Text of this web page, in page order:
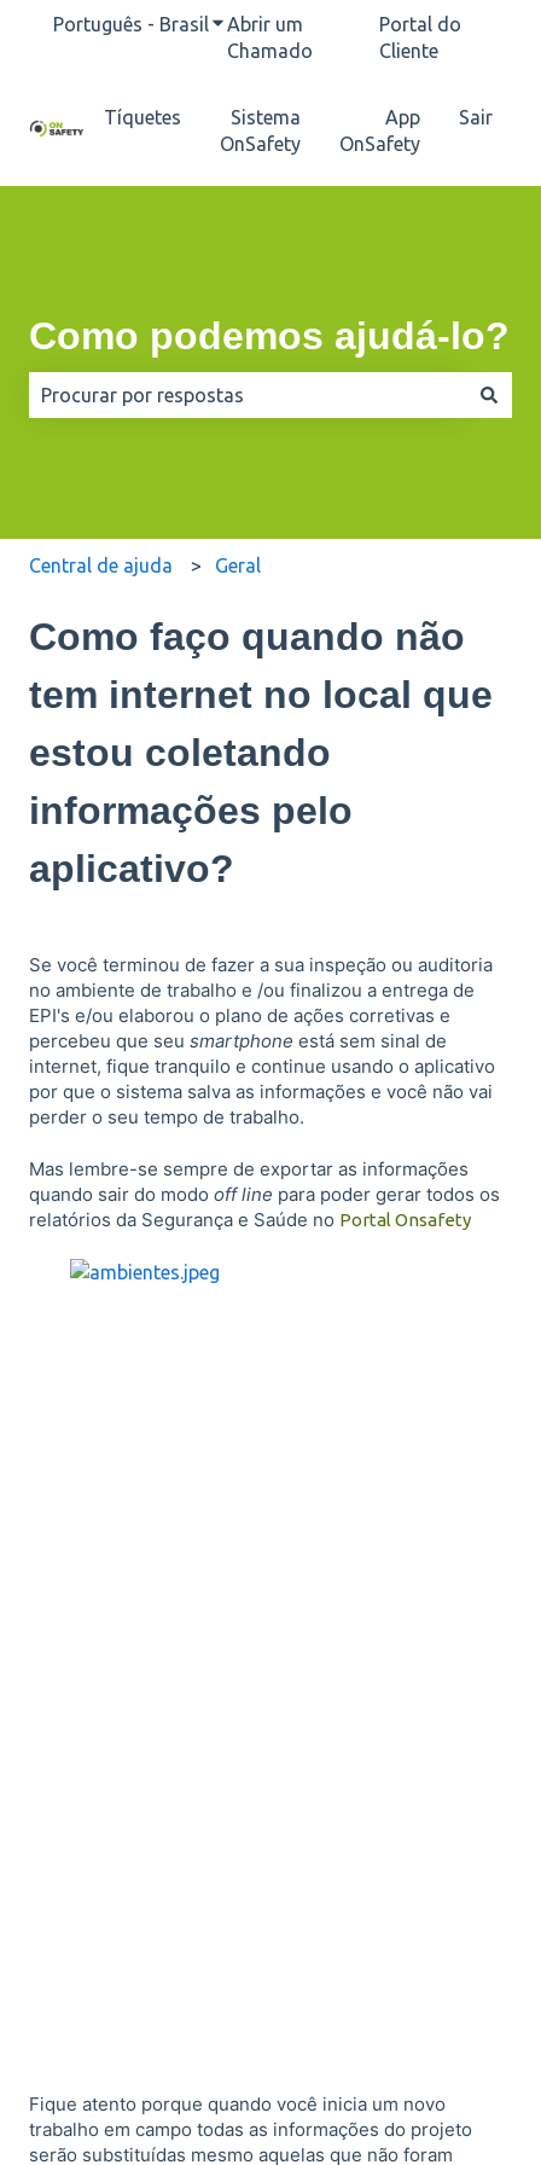
Português - BrasilMostrar submenu para traduções
Abrir um
Chamado
Portal do
Cliente
Tíquetes
Sistema
OnSafety
App
OnSafety
Sair
Como podemos ajudá-lo?
Central de ajuda Geral
Como faço quando não
tem internet no local que
estou coletando
informações pelo
aplicativo?
Se você terminou de fazer a sua inspeção ou auditoria
no ambiente de trabalho e /ou finalizou a entrega de
EPI's e/ou elaborou o plano de ações corretivas e
percebeu que seu smartphone está sem sinal de
internet, fique tranquilo e continue usando o aplicativo
por que o sistema salva as informações e você não vai
perder o seu tempo de trabalho.
Mas lembre-se sempre de exportar as informações
quando sair do modo off line para poder gerar todos os
relatórios da Segurança e Saúde no Portal Onsafety
Fique atento porque quando você inicia um novo
trabalho em campo todas as informações do projeto
serão substituídas mesmo aquelas que não foram